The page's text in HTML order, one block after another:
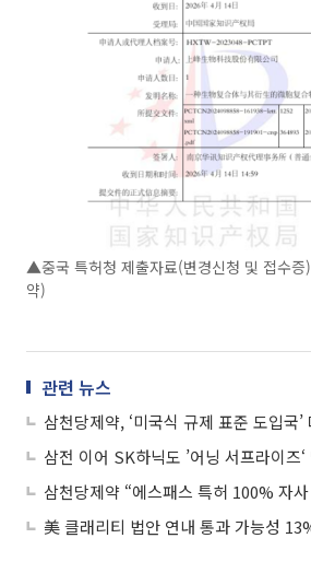
▲중국 특허청 제출자료(변경신청 및 접수증
약)
관련 뉴스